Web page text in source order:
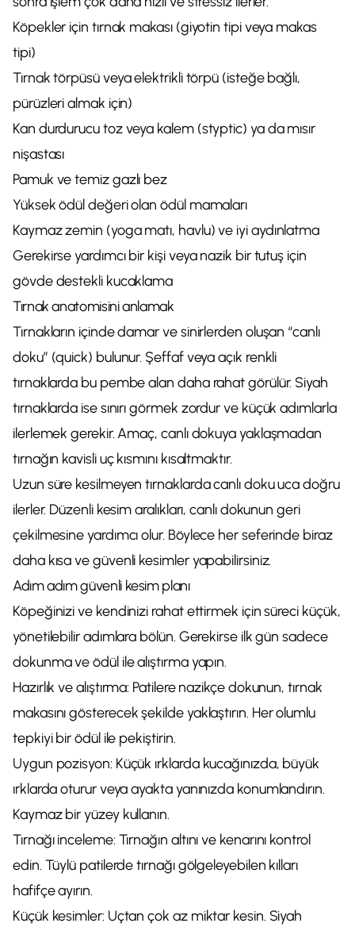
Köpekler için tırnak makası (giyotin tipi veya makas
tipi)
Tırnak törpüsü veya elektrikli törpü (isteğe bağlı,
pürüzleri almak için)
Kan durdurucu toz veya kalem (styptic) ya da mısır
nişastası
Pamuk ve temiz gazlı bez
Yüksek ödül değeri olan ödül mamaları
Kaymaz zemin (yoga matı, havlu) ve iyi aydınlatma
Gerekirse yardımcı bir kişi veya nazik bir tutuş için
gövde destekli kucaklama
Tırnak anatomisini anlamak
Tırnakların içinde damar ve sinirlerden oluşan “canlı
doku” (quick) bulunur. Şeffaf veya açık renkli
tırnaklarda bu pembe alan daha rahat görülür. Siyah
tırnaklarda ise sınırı görmek zordur ve küçük adımlarla
ilerlemek gerekir. Amaç, canlı dokuya yaklaşmadan
tırnağın kavisli uç kısmını kısaltmaktır.
Uzun süre kesilmeyen tırnaklarda canlı doku uca doğru
ilerler. Düzenli kesim aralıkları, canlı dokunun geri
çekilmesine yardımcı olur. Böylece her seferinde biraz
daha kısa ve güvenli kesimler yapabilirsiniz.
Adım adım güvenli kesim planı
Köpeğinizi ve kendinizi rahat ettirmek için süreci küçük,
yönetilebilir adımlara bölün. Gerekirse ilk gün sadece
dokunma ve ödül ile alıştırma yapın.
Hazırlık ve alıştırma: Patilere nazikçe dokunun, tırnak
makasını gösterecek şekilde yaklaştırın. Her olumlu
tepkiyi bir ödül ile pekiştirin.
Uygun pozisyon: Küçük ırklarda kucağınızda, büyük
ırklarda oturur veya ayakta yanınızda konumlandırın.
Kaymaz bir yüzey kullanın.
Tırnağı inceleme: Tırnağın altını ve kenarını kontrol
edin. Tüylü patilerde tırnağı gölgeleyebilen kılları
hafifçe ayırın.
Küçük kesimler: Uçtan çok az miktar kesin. Siyah